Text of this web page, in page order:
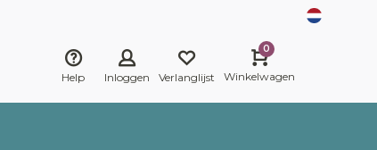
Help Inloggen Verlanglijst
0
Winkelwagen